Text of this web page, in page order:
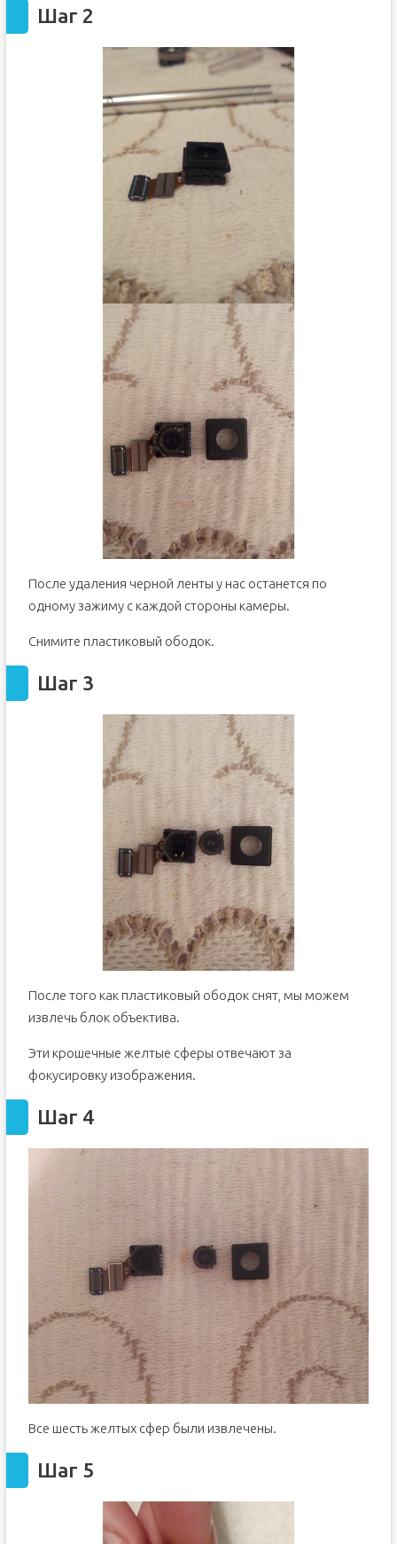
Шаг 2
После удаления черной ленты у нас останется по
одному зажиму с каждой стороны камеры.
Снимите пластиковый ободок.
Шаг 3
После того как пластиковый ободок снят, мы можем
извлечь блок объектива.
Эти крошечные желтые сферы отвечают за
фокусировку изображения.
Шаг 4
Все шесть желтых сфер были извлечены.
Шаг 5